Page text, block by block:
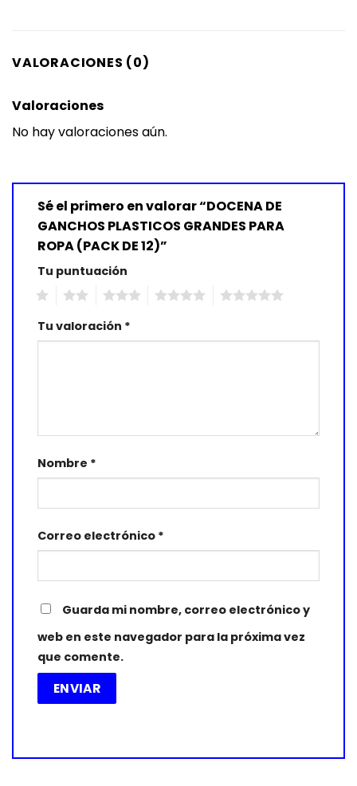
VALORACIONES (0)
Valoraciones
No hay valoraciones aún.
Sé el primero en valorar “DOCENA DE
GANCHOS PLASTICOS GRANDES PARA
ROPA (PACK DE 12)”
Tu puntuación
Tu valoración *
Nombre *
Correo electrónico *
Guarda mi nombre, correo electrónico y
web en este navegador para la próxima vez
que comente.